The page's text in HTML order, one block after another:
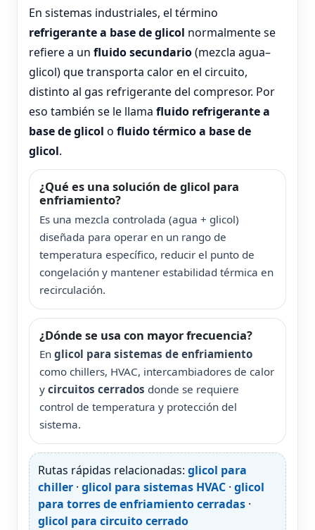
En sistemas industriales, el término
refrigerante a base de glicol normalmente se
refiere a un fluido secundario(mezcla agua–
glicol) que transporta calor en el circuito,
distinto al gas refrigerante del compresor. Por
eso también se le llama fluido refrigerante a
base de glicol o fluido térmico a base de
glicol.
¿Qué es una solución de glicol para
enfriamiento?
Es una mezcla controlada (agua + glicol)
diseñada para operar en un rango de
temperatura específico, reducir el punto de
congelación y mantener estabilidad térmica en
recirculación.
¿Dónde se usa con mayor frecuencia?
En glicol para sistemas de enfriamiento
como chillers, HVAC, intercambiadores de calor
y circuitos cerrados donde se requiere
control de temperatura y protección del
sistema.
Rutas rápidas relacionadas: glicol para
chiller · glicol para sistemas HVAC · glicol
para torres de enfriamiento cerradas ·
glicol para circuito cerrado